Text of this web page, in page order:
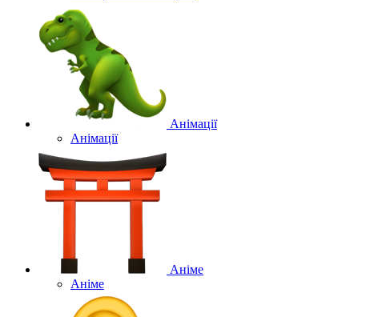
Анімації
Анімації
Аніме
Аніме